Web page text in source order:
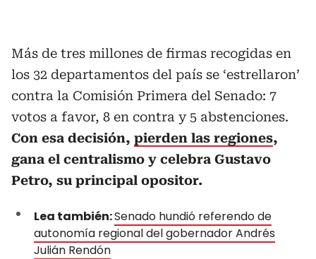
Más de tres millones de firmas recogidas en
los 32 departamentos del país se ‘estrellaron’
contra la Comisión Primera del Senado: 7
votos a favor, 8 en contra y 5 abstenciones.
Con esa decisión, pierden las regiones,
gana el centralismo y celebra Gustavo
Petro, su principal opositor.
Lea también:Senado hundió referendo de
autonomía regional del gobernador Andrés
Julián Rendón